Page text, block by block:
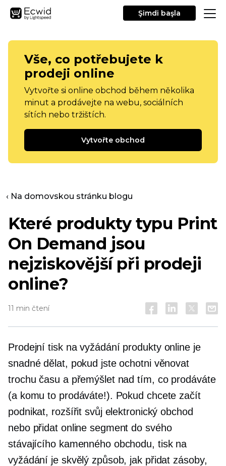
Şimdi başla
Vše, co potřebujete k
prodeji online
Vytvořte si online obchod během několika
minut a prodávejte na webu, sociálních
sítích nebo tržištích.
Vytvořte obchod
‹ Na domovskou stránku blogu
Které produkty typu Print
On Demand jsou
nejziskovější při prodeji
online?
11 min čtení
Prodejnítisk na vyžádáníprodukty online je
snadné dělat, pokud jste ochotni věnovat
trochu času a přemýšlet nad tím, co prodáváte
(a komu to prodáváte!). Pokud chcete začít
podnikat, rozšířit svůj elektronický obchod
nebo přidat online segment do svého
stávajícího kamenného obchodu, tisk na
vyžádání je skvělý způsob, jak přidat zásoby,